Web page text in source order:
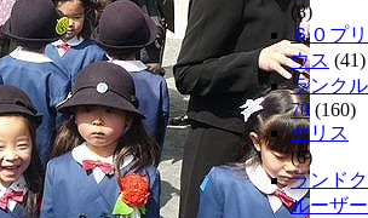
(8)
６０プリ
ウス (41)
ランクル
70 (160)
ヤリス
(6)
ランドク
ルーザー